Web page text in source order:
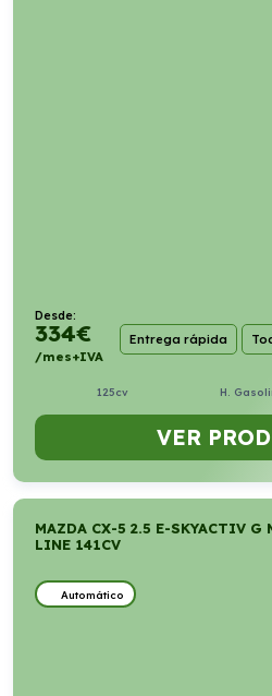
Desde:
334€
/mes+IVA
Entrega rápida
125cv H.
VER
MAZDA CX-5 2.5 E-SKYACTIV G
LINE 141CV
Automático